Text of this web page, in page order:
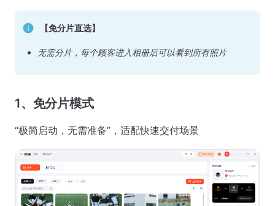
【免分片直选】
无需分片，每个顾客进入相册后可以看到所有照片
1、免分片模式
“极简启动，无需准备”，适配快速交付场景